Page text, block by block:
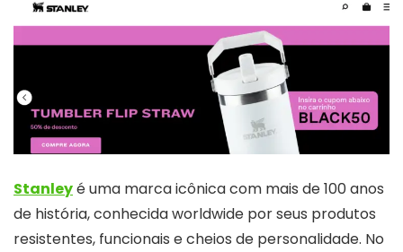
Stanleyé uma marca icônica com mais de 100 anos
de história, conhecida worldwide por seus produtos
resistentes, funcionais e cheios de personalidade. No